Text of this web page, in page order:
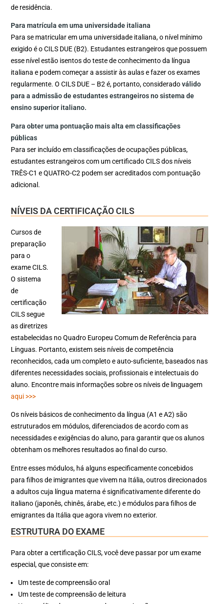
de residência.
Para matrícula em uma universidade italiana
Para se matricular em uma universidade italiana, o nível mínimo
exigido é o CILS DUE (B2). Estudantes estrangeiros que possuem
esse nível estão isentos do teste de conhecimento da língua
italiana e podem começar a assistir às aulas e fazer os exames
regularmente. O CILS DUE – B2 é, portanto, consideradoválido
para a admissão de estudantes estrangeiros no sistema de
ensino superior italiano.
Para obter uma pontuação mais alta em classificações
públicas
Para ser incluído em classificações de ocupações públicas,
estudantes estrangeiros com um certificado CILS dos níveis
TRÊS-C1 e QUATRO-C2 podem ser acreditados com pontuação
adicional.
NÍVEIS DA CERTIFICAÇÃO CILS
Cursos de
preparação
para o
exame CILS.
O sistema
de
certificação
CILS segue
as diretrizes
estabelecidas no Quadro Europeu Comum de Referência para
Línguas. Portanto, existem seis níveis de competência
reconhecidos, cada um completo e auto-suficiente, baseados nas
diferentes necessidades sociais, profissionais e intelectuais do
aluno. Encontre mais informações sobre os níveis de linguagem
aqui >>>
Os níveis básicos de conhecimento da língua (A1 e A2) são
estruturados em módulos, diferenciados de acordo com as
necessidades e exigências do aluno, para garantir que os alunos
obtenham os melhores resultados ao final do curso.
Entre esses módulos, há alguns especificamente concebidos
para filhos de imigrantes que vivem na Itália, outros direcionados
a adultos cuja língua materna é significativamente diferente do
italiano (japonês, chinês, árabe, etc.) e módulos para filhos de
emigrantes da Itália que agora vivem no exterior.
ESTRUTURA DO EXAME
Para obter a certificação CILS, você deve passar por um exame
especial, que consiste em:
Um teste de compreensão oral
Um teste de compreensão de leitura